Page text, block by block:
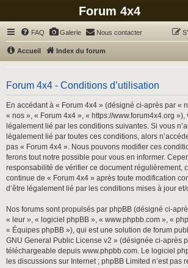
Forum 4x4
FAQ Galerie Nous contacter
Accueil Index du forum
Forum 4x4 - Conditions d’utilisation
En accédant à « Forum 4x4 » (désigné ci-après par «
« nos », « Forum 4x4 », « https://www.forum4x4.org »),
légalement lié par les conditions suivantes. Si vous
légalement lié par toutes ces conditions, alors
pas « Forum 4x4 ». Nous pouvons modifier ces
ferons tout notre possible pour vous en informer.
responsabilité de vérifier ce document régulièrement,
continue de « Forum 4x4 » après toute modification
d’être légalement lié par les conditions mises à jour
Nos forums sont propulsés par phpBB (désigné ci-
« leur », « logiciel phpBB », « www.phpbb.com », «
« Équipes phpBB »), qui est une solution de forum
GNU General Public License v2 » (désignée ci-après
téléchargeable depuis www.phpbb.com. Le logiciel
les discussions sur Internet ; phpBB Limited n’est pas